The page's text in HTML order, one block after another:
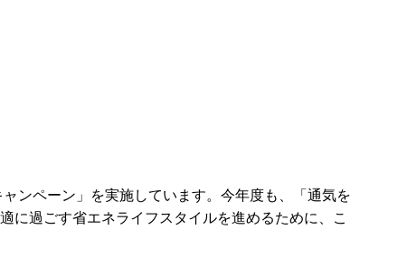
ンペーン」を実施しています。今年度も、「通気を
に過ごす省エネライフスタイルを進めるために、こ